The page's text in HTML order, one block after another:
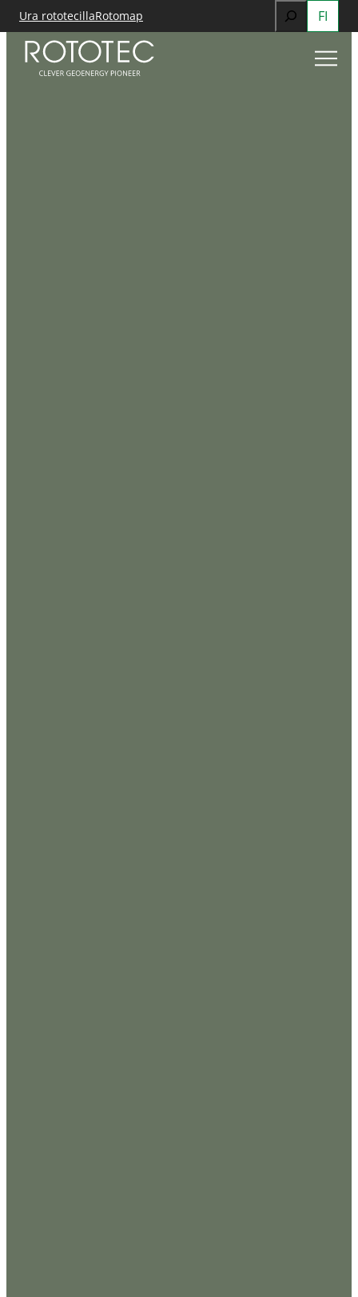
Siirry
sisältöön
Ura rototecillaRotomap
Search
FI